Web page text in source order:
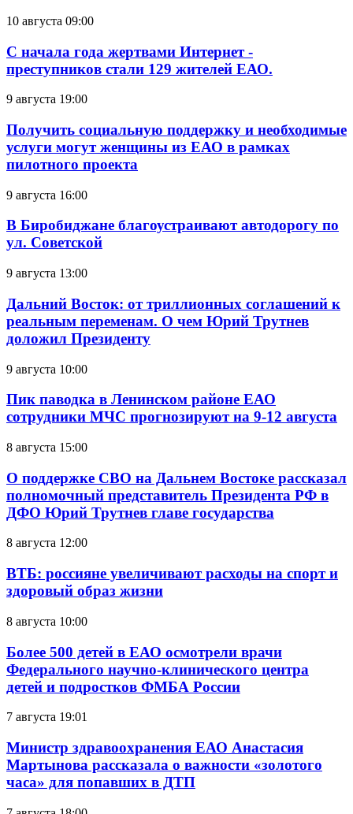
10 августа 09:00
С начала года жертвами Интернет -
преступников стали 129 жителей ЕАО.
9 августа 19:00
Получить социальную поддержку и необходимые
услуги могут женщины из ЕАО в рамках
пилотного проекта
9 августа 16:00
В Биробиджане благоустраивают автодорогу по
ул. Советской
9 августа 13:00
Дальний Восток: от триллионных соглашений к
реальным переменам. О чем Юрий Трутнев
доложил Президенту
9 августа 10:00
Пик паводка в Ленинском районе ЕАО
сотрудники МЧС прогнозируют на 9-12 августа
8 августа 15:00
О поддержке СВО на Дальнем Востоке рассказал
полномочный представитель Президента РФ в
ДФО Юрий Трутнев главе государства
8 августа 12:00
ВТБ: россияне увеличивают расходы на спорт и
здоровый образ жизни
8 августа 10:00
Более 500 детей в ЕАО осмотрели врачи
Федерального научно-клинического центра
детей и подростков ФМБА России
7 августа 19:01
Министр здравоохранения ЕАО Анастасия
Мартынова рассказала о важности «золотого
часа» для попавших в ДТП